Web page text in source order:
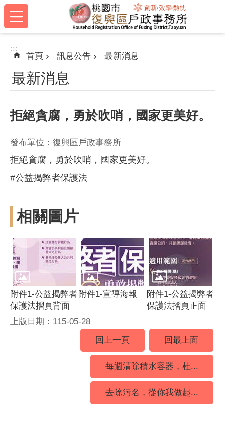
跳到主要內容區塊
:::
:::
首頁 訊息公告 最新消息
最新消息
拒絕貪腐，勇於吹哨，國家更美好。
發布單位：復興區戶政事務所
拒絕貪腐，勇於吹哨，國家更美好。
#公益揭弊者保護法
相關圖片
附件1-公益揭弊者
保護法摺頁背面
附件1-宣導海報
附件1-公益揭弊者
保護法摺頁正面
上版日期：115-05-28
回上一頁
回最上面
每週清除積水容器，杜...
去除污名，從你我做起...